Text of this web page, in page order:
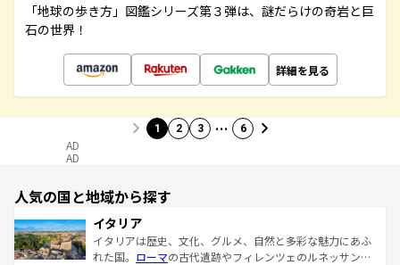
「地球の歩き方」図鑑シリーズ第３弾は、謎だらけの奇岩と巨
石の世界！
詳細を見る
1 2 3 … 6
AD
AD
人気の国と地域から探す
イタリア
イタリアは歴史、文化、グルメ、自然と多彩な魅力にあふ
れた国。 ローマの古代遺跡やフィレンツェのルネッサンス